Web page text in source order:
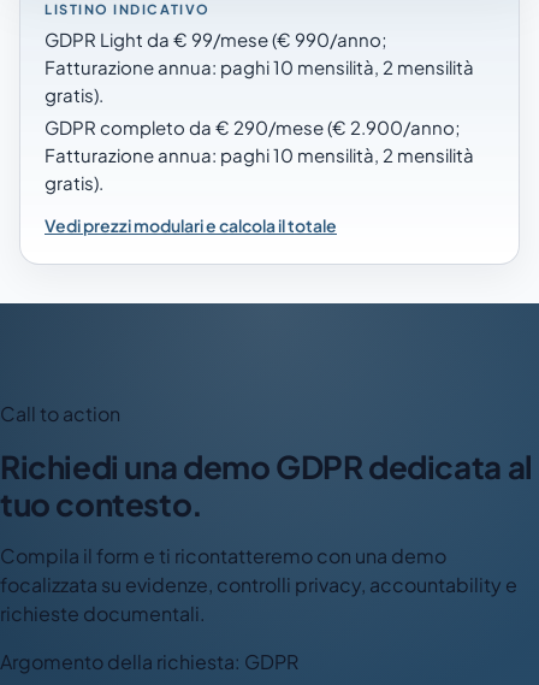
LISTINO INDICATIVO
GDPR Light da € 99/mese (€ 990/anno;
Fatturazione annua: paghi 10 mensilità, 2 mensilità
gratis).
GDPR completo da € 290/mese (€ 2.900/anno;
Fatturazione annua: paghi 10 mensilità, 2 mensilità
gratis).
Vedi prezzi modulari e calcola il totale
Call to action
Richiedi una demo GDPR dedicata al
tuo contesto.
Compila il form e ti ricontatteremo con una demo
focalizzata su evidenze, controlli privacy, accountability e
richieste documentali.
Argomento della richiesta: GDPR